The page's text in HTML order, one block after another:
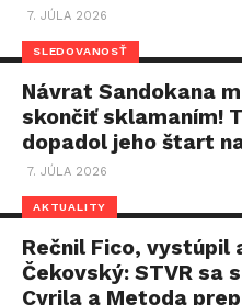
7. JÚLA 2026
SLEDOVANOSŤ
Návrat Sandokana
skončiť sklamaním!
dopadol jeho štart
7. JÚLA 2026
AKTUALITY
Rečnil Fico, vystúpil
Čekovský: STVR sa
Cyrila a Metoda